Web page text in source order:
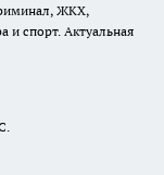
ЖКХ,
и спорт. Актуальная